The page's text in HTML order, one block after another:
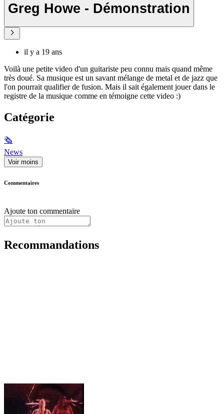
Greg Howe - Démonstration
il y a 19 ans
Voilà une petite video d'un guitariste peu connu mais quand même
très doué. Sa musique est un savant mélange de metal et de jazz que
l'on pourrait qualifier de fusion. Mais il sait également jouer dans le
registre de la musique comme en témoigne cette video :)
Catégorie
🗞
News
Voir moins
Commentaires
Ajoute ton commentaire
Recommandations